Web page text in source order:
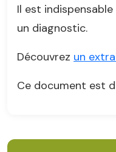
Il est
un diagnostic.
Découvrez un
Ce document est